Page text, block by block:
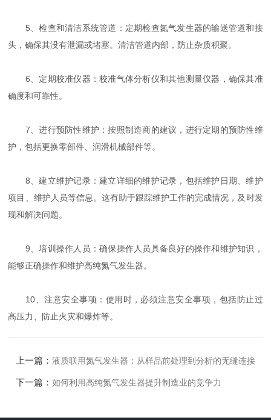
5、检查和清洁系统管道：定期检查氮气发生器的输送管道和接
头，确保其没有泄漏或堵塞。清洁管道内部，防止杂质积聚。
6、定期校准仪器：校准气体分析仪和其他测量仪器，确保其准
确度和可靠性。
7、进行预防性维护：按照制造商的建议，进行定期的预防性维
护，包括更换零部件、润滑机械部件等。
8、建立维护记录：建立详细的维护记录，包括维护日期、维护
项目、维护人员等信息。这有助于跟踪维护工作的完成情况，及时发
现和解决问题。
9、培训操作人员：确保操作人员具备良好的操作和维护知识，
能够正确操作和维护高纯氮气发生器。
10、注意安全事项：使用时，必须注意安全事项，包括防止过
高压力、防止火灾和爆炸等。
上一篇：液质联用氮气发生器：从样品前处理到分析的无缝连接
下一篇：如何利用高纯氮气发生器提升制造业的竞争力